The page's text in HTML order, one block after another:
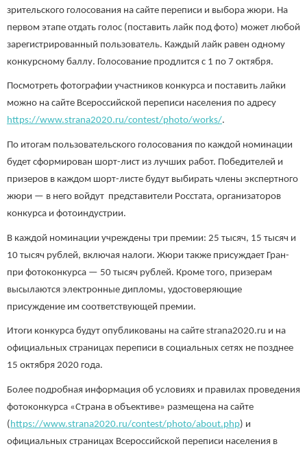
зрительского голосования на сайте переписи и выбора жюри. На
первом этапе отдать голос (поставить лайк под фото) может любой
зарегистрированный пользователь. Каждый лайк равен одному
конкурсному баллу. Голосование продлится с 1 по 7 октября.
Посмотреть фотографии участников конкурса и поставить лайки
можно на сайте Всероссийской переписи населения по адресу
https://www.strana2020.ru/contest/photo/works/.
По итогам пользовательского голосования по каждой номинации
будет сформирован шорт-лист из лучших работ. Победителей и
призеров в каждом шорт-листе будут выбирать члены экспертного
жюри — в него войдут представители Росстата, организаторов
конкурса и фотоиндустрии.
В каждой номинации учреждены три премии: 25 тысяч, 15 тысяч и
10 тысяч рублей, включая налоги. Жюри также присуждает Гран-
при фотоконкурса — 50 тысяч рублей. Кроме того, призерам
высылаются электронные дипломы, удостоверяющие
присуждение им соответствующей премии.
Итоги конкурса будут опубликованы на сайте strana2020.ru и на
официальных страницах переписи в социальных сетях не позднее
15 октября 2020 года.
Более подробная информация об условиях и правилах проведения
фотоконкурса «Страна в объективе» размещена на сайте
(https://www.strana2020.ru/contest/photo/about.php) и
официальных страницах Всероссийской переписи населения в